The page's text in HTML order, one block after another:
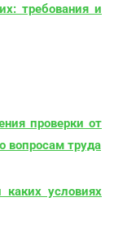
требования и
проверки от
вопросам труда
условиях